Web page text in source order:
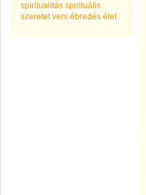
spiritualitás spirituális
szeretet vers ébredés élet